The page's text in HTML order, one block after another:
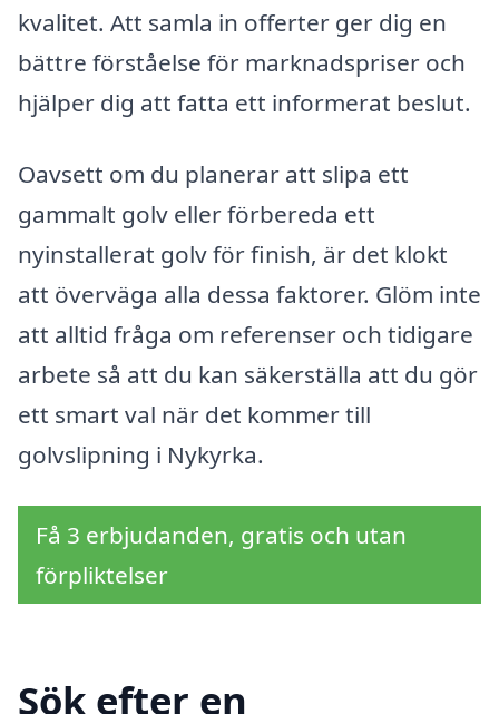
kvalitet. Att samla in offerter ger dig en
bättre förståelse för marknadspriser och
hjälper dig att fatta ett informerat beslut.
Oavsett om du planerar att slipa ett
gammalt golv eller förbereda ett
nyinstallerat golv för finish, är det klokt
att överväga alla dessa faktorer. Glöm inte
att alltid fråga om referenser och tidigare
arbete så att du kan säkerställa att du gör
ett smart val när det kommer till
golvslipning i Nykyrka.
Få 3 erbjudanden, gratis och utan
förpliktelser
Sök efter en